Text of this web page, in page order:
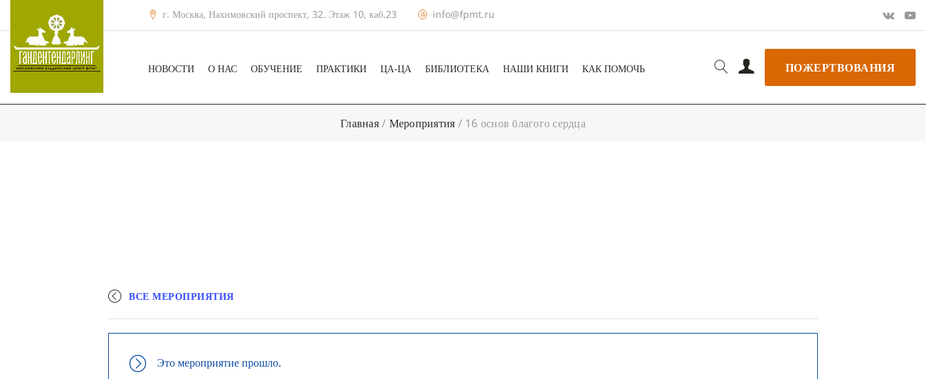
г. Москва, Нахимовский проспект, 32. Этаж 10, каб.23 info@fpmt.ru
НОВОСТИ О НАС ОБУЧЕНИЕ ПРАКТИКИ ЦА-ЦА БИБЛИОТЕКА НАШИ КНИГИ КАК ПОМОЧЬ ПОЖЕРТВОВАНИЯ
Главная/ Мероприятия / 16 основ благого сердца
ВСЕ МЕРОПРИЯТИЯ
Это мероприятие прошло.